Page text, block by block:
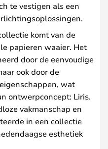
te vestigen als een
komt van de
papieren waaier. Het
door de eenvoudige
ook door de
wat
ontwerpconcept: Liris.
vakmanschap en
in een collectie
esthetiek